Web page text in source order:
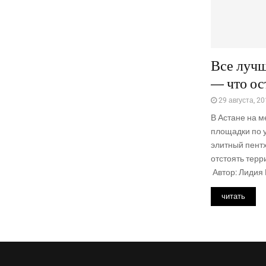
Все
— что
29 августа,
В Астане на
площадки по
элитный
отстоять
Автор:
читать